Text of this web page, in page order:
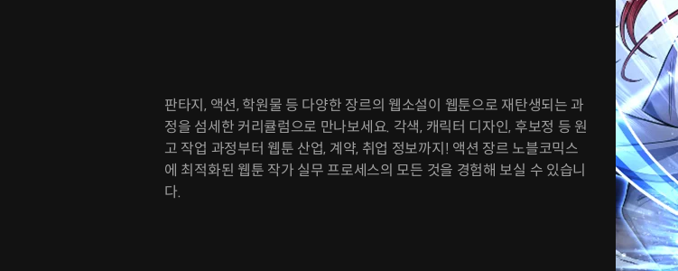
판타지, 액션, 학원물 등 다양한 장르의 웹소설이 웹툰으로 재탄생되는 과
정을 섬세한 커리큘럼으로 만나보세요. 각색, 캐릭터 디자인, 후보정 등 원
고 작업 과정부터 웹툰 산업, 계약, 취업 정보까지! 액션 장르 노블코믹스
에 최적화된 웹툰 작가 실무 프로세스의 모든 것을 경험해 보실 수 있습니
다.